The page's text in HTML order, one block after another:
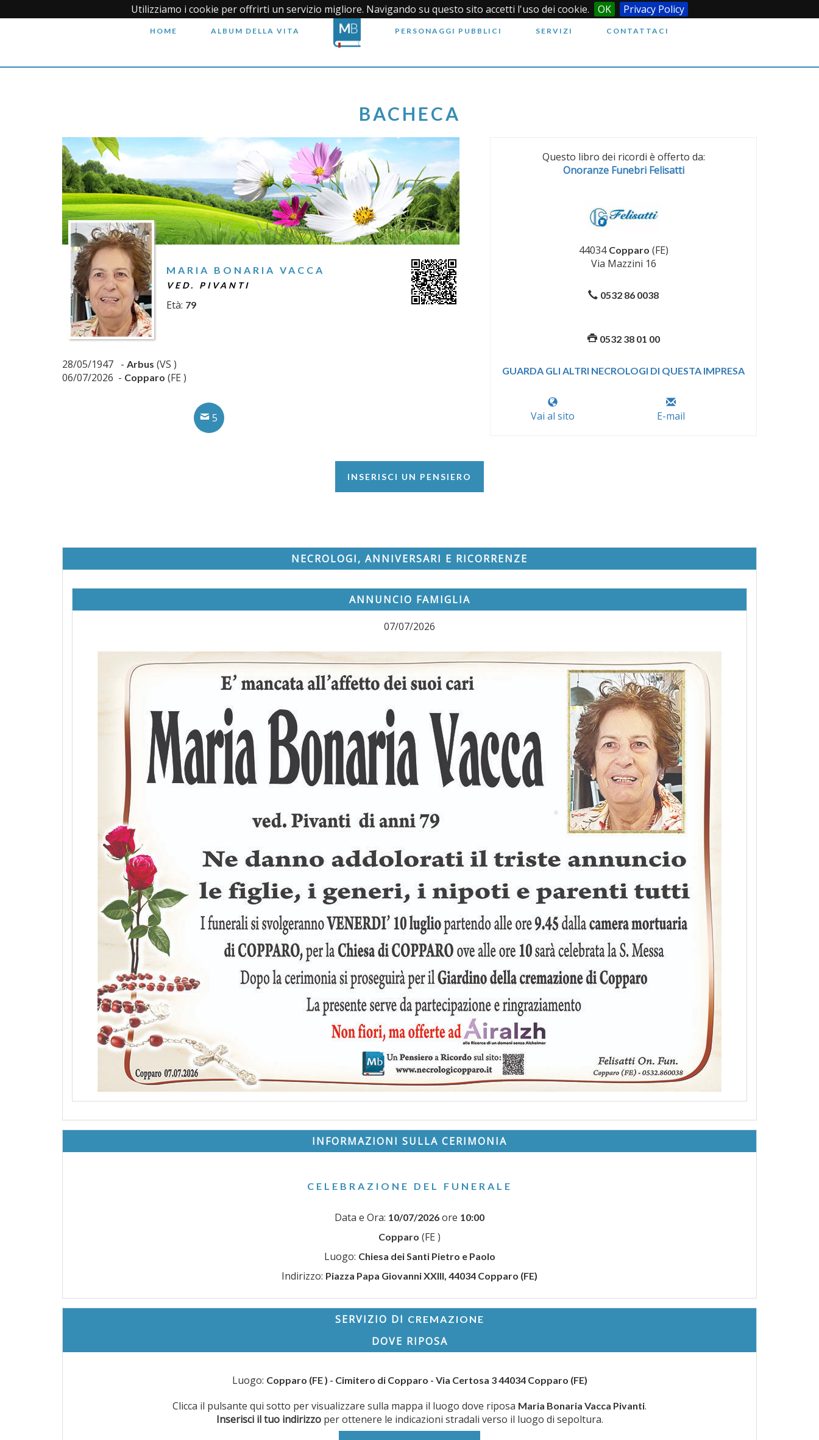
Utilizziamo i cookie per offrirti un servizio migliore. Navigando su questo sito accetti l'uso dei cookie. OK Privacy Policy
HOME ALBUM DELLA VITA PERSONAGGI PUBBLICI SERVIZI CONTATTACI
BACHECA
MARIA BONARIA VACCA
VED. PIVANTI
Età: 79
28/05/1947 - Arbus (VS )
06/07/2026 - Copparo (FE )
5
Questo libro dei ricordi è offerto da:
Onoranze Funebri Felisatti
44034 Copparo (FE)
Via Mazzini 16
0532 86 0038
0532 38 01 00
GUARDA GLI ALTRI NECROLOGI DI QUESTA IMPRESA
Vai al sito E-mail
INSERISCI UN PENSIERO
NECROLOGI, ANNIVERSARI E RICORRENZE
ANNUNCIO FAMIGLIA
07/07/2026
INFORMAZIONI SULLA CERIMONIA
CELEBRAZIONE DEL FUNERALE
Data e Ora: 10/07/2026 ore 10:00
Copparo (FE )
Luogo: Chiesa dei Santi Pietro e Paolo
Indirizzo: Piazza Papa Giovanni XXIII, 44034 Copparo (FE)
SERVIZIO DI CREMAZIONE
DOVE RIPOSA
Luogo: Copparo (FE ) - Cimitero di Copparo - Via Certosa 3 44034 Copparo (FE)
Clicca il pulsante qui sotto per visualizzare sulla mappa il luogo dove riposa Maria Bonaria Vacca Pivanti.
Inserisci il tuo indirizzoper ottenere le indicazioni stradali verso il luogo di sepoltura.